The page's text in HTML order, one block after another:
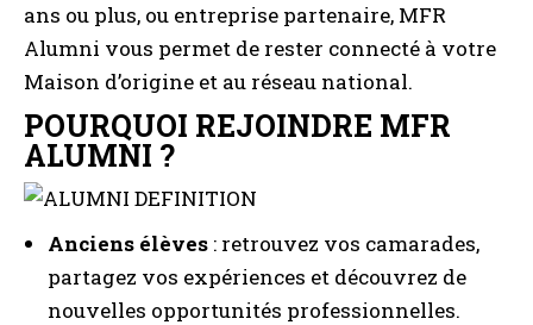
ans ou plus, ou entreprise partenaire, MFR
Alumni vous permet de rester connecté à votre
Maison d’origine et au réseau national.
POURQUOI REJOINDRE MFR
ALUMNI ?
Anciens élèves : retrouvez vos camarades,
partagez vos expériences et découvrez de
nouvelles opportunités professionnelles.